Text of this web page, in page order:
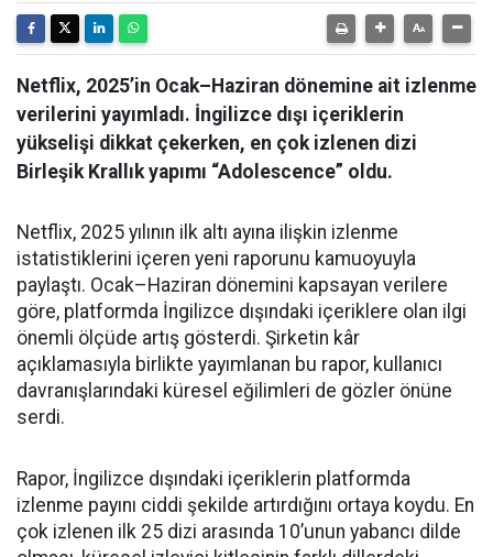
Netflix, 2025’in Ocak–Haziran dönemine ait izlenme
verilerini yayımladı. İngilizce dışı içeriklerin
yükselişi dikkat çekerken, en çok izlenen dizi
Birleşik Krallık yapımı “Adolescence” oldu.
Netflix, 2025 yılının ilk altı ayına ilişkin izlenme
istatistiklerini içeren yeni raporunu kamuoyuyla
paylaştı. Ocak–Haziran dönemini kapsayan verilere
göre, platformda İngilizce dışındaki içeriklere olan ilgi
önemli ölçüde artış gösterdi. Şirketin kâr
açıklamasıyla birlikte yayımlanan bu rapor, kullanıcı
davranışlarındaki küresel eğilimleri de gözler önüne
serdi.
Rapor, İngilizce dışındaki içeriklerin platformda
izlenme payını ciddi şekilde artırdığını ortaya koydu. En
çok izlenen ilk 25 dizi arasında 10’unun yabancı dilde